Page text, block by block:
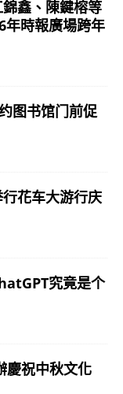
鑫、陳鍵榕等
年時報廣場跨年
图书馆门前促
行花车大游行庆
究竟是个
慶祝中秋文化